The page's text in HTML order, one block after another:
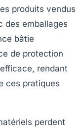
produits vendus
des emballages
bâtie
de protection
rendant
ces pratiques
perdent